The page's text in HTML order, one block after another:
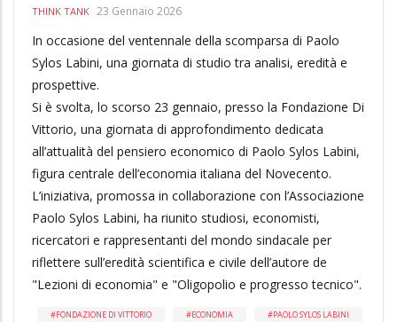
THINK TANK 23 Gennaio 2026
In occasione del ventennale della scomparsa di Paolo
Sylos Labini, una giornata di studio tra analisi, eredità e
prospettive.
Si è svolta, lo scorso 23 gennaio, presso la Fondazione Di
Vittorio, una giornata di approfondimento dedicata
all’attualità del pensiero economico di Paolo Sylos Labini,
figura centrale dell’economia italiana del Novecento.
L’iniziativa, promossa in collaborazione con l’Associazione
Paolo Sylos Labini, ha riunito studiosi, economisti,
ricercatori e rappresentanti del mondo sindacale per
riflettere sull’eredità scientifica e civile dell’autore de
"Lezioni di economia" e "Oligopolio e progresso tecnico".
FONDAZIONE DI VITTORIO ECONOMIA PAOLO SYLOS LABINI